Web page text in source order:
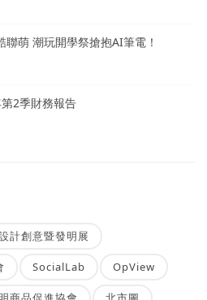
聯萌 潮玩開學祭搶抱AI筆電！
2季財務報告
計創意暨發明展
SocialLab OpView